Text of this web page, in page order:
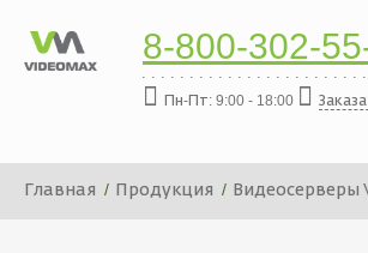
8-800-302-
Пн-Пт: 9:00 - 18:00
Главная Продукция
Видеосерверы